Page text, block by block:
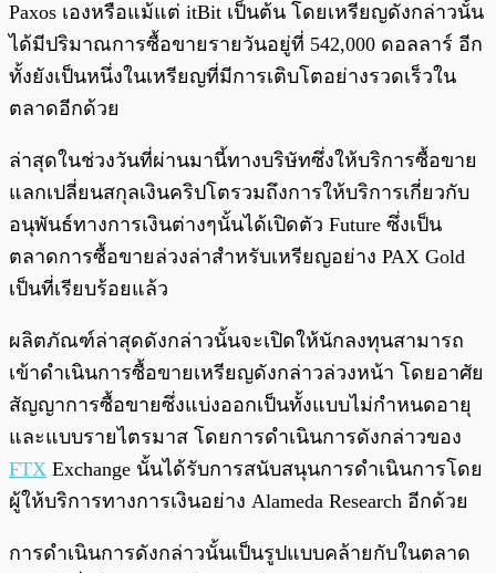
Paxos เองหรือแม้แต่ itBit เป็นต้น โดยเหรียญดังกล่าวนั้น
ได้มีปริมาณการซื้อขายรายวันอยู่ที่ 542,000 ดอลลาร์ อีก
ทั้งยังเป็นหนึ่งในเหรียญที่มีการเติบโตอย่างรวดเร็วใน
ตลาดอีกด้วย
ล่าสุดในช่วงวันที่ผ่านมานี้ทางบริษัทซึ่งให้บริการซื้อขาย
แลกเปลี่ยนสกุลเงินคริปโตรวมถึงการให้บริการเกี่ยวกับ
อนุพันธ์ทางการเงินต่างๆนั้นได้เปิดตัว Future ซึ่งเป็น
ตลาดการซื้อขายล่วงล่าสำหรับเหรียญอย่าง PAX Gold
เป็นที่เรียบร้อยแล้ว
ผลิตภัณฑ์ล่าสุดดังกล่าวนั้นจะเปิดให้นักลงทุนสามารถ
เข้าดำเนินการซื้อขายเหรียญดังกล่าวล่วงหน้า โดยอาศัย
สัญญาการซื้อขายซึ่งแบ่งออกเป็นทั้งแบบไม่กำหนดอายุ
และแบบรายไตรมาส โดยการดำเนินการดังกล่าวของ
FTX Exchange นั้นได้รับการสนับสนุนการดำเนินการโดย
ผู้ให้บริการทางการเงินอย่าง Alameda Research อีกด้วย
การดำเนินการดังกล่าวนั้นเป็นรูปแบบคล้ายกับในตลาด